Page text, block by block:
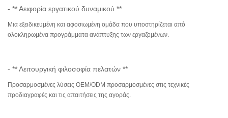
- ** Αειφορία εργατικού δυναμικού **
Μια εξειδικευμένη και αφοσιωμένη ομάδα που υποστηρίζεται από
ολοκληρωμένα προγράμματα ανάπτυξης των εργαζομένων.
- ** Λειτουργική φιλοσοφία πελατών **
Προσαρμοσμένες λύσεις OEM/ODM προσαρμοσμένες στις τεχνικές
προδιαγραφές και τις απαιτήσεις της αγοράς.